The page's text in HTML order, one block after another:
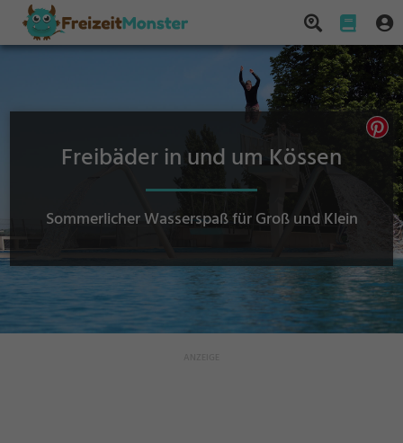
Freibäder in und um Kössen
Sommerlicher Wasserspaß für Groß und Klein